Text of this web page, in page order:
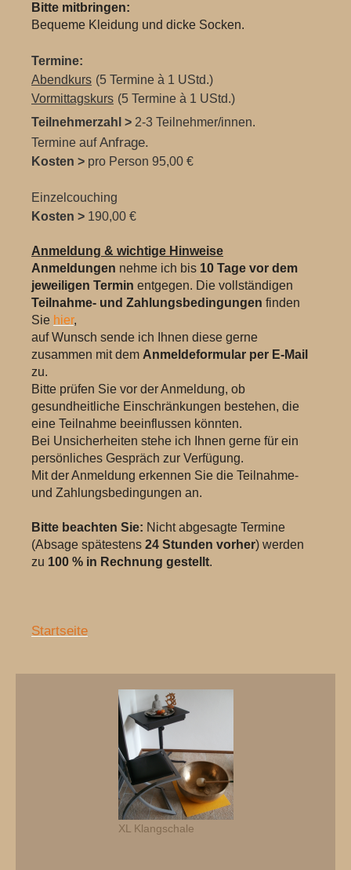
Bitte mitbringen:
Bequeme Kleidung und dicke Socken.
Termine:
Abendkurs (5 Termine à 1 UStd.)
Vormittagskurs (5 Termine à 1 UStd.)
Teilnehmerzahl > 2-3 Teilnehmer/innen.
Termine auf Anfrage.
Kosten > pro Person 95,00 €
Einzelcouching
Kosten > 190,00 €
Anmeldung & wichtige Hinweise
Anmeldungen nehme ich bis 10 Tage vor dem
jeweiligen Termin entgegen. Die vollständigen
Teilnahme- und Zahlungsbedingungen finden
Sie hier,
auf Wunsch sende ich Ihnen diese gerne
zusammen mit dem Anmeldeformular per E-Mail
zu.
Bitte prüfen Sie vor der Anmeldung, ob
gesundheitliche Einschränkungen bestehen, die
eine Teilnahme beeinflussen könnten.
Bei Unsicherheiten stehe ich Ihnen gerne für ein
persönliches Gespräch zur Verfügung.
Mit der Anmeldung erkennen Sie die Teilnahme-
und Zahlungsbedingungen an.
Bitte beachten Sie: Nicht abgesagte Termine
(Absage spätestens24 Stunden vorher) werden
zu 100 % in Rechnung gestellt.
Startseite
XL Klangschale